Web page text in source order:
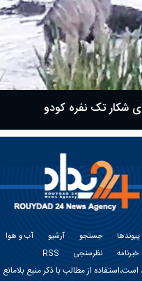
شکار تک نفره کودو
پیوندها جستجو آرشیو آب و هوا
خبرنامه
نظرسنجی RSS
از مطالب با ذکر منبع